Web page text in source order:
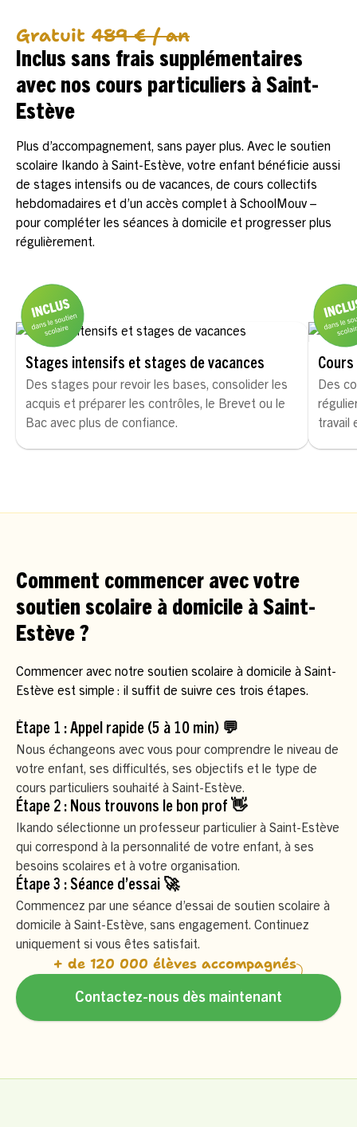
Gratuit 489 € / an
Inclus sans frais supplémentaires
avec nos cours particuliers à Saint-
Estève
Plus d’accompagnement, sans payer plus. Avec le soutien
scolaire Ikando à Saint-Estève, votre enfant bénéficie aussi
de stages intensifs ou de vacances, de cours collectifs
hebdomadaires et d’un accès complet à SchoolMouv –
pour compléter les séances à domicile et progresser plus
régulièrement.
Stages intensifs et stages de vacances
Des stages pour revoir les bases, consolider les
acquis et préparer les contrôles, le Brevet ou le
Bac avec plus de confiance.
Des
travail
Comment commencer avec votre
soutien scolaire à domicile à Saint-
Estève ?
Commencer avec notre soutien scolaire à domicile à Saint-
Estève est simple : il suffit de suivre ces trois étapes.
Étape 1 : Appel rapide (5 à 10 min) 💬
Nous échangeons avec vous pour comprendre le niveau de
votre enfant, ses difficultés, ses objectifs et le type de
cours particuliers souhaité à Saint-Estève.
Étape 2 : Nous trouvons le bon prof 👋
Ikando sélectionne un professeur particulier à Saint-Estève
qui correspond à la personnalité de votre enfant, à ses
besoins scolaires et à votre organisation.
Étape 3 : Séance d’essai 🚀
Commencez par une séance d’essai de soutien scolaire à
domicile à Saint-Estève, sans engagement. Continuez
uniquement si vous êtes satisfait.
+ de 120 000 élèves accompagnés
Contactez-nous dès maintenant